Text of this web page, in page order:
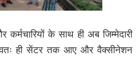
कर्मचारियों के साथ ही अब जिम्मेदारी
ही सेंटर तक आए और वैक्सीनेशन